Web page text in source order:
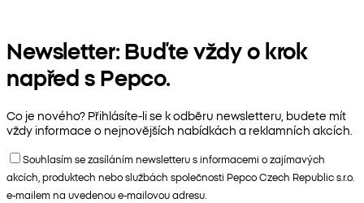
Newsletter: Buďte vždy o krok
napřed s Pepco.
Co je nového? Přihlásíte-li se k odběru newsletteru, budete mít
vždy informace o nejnovějších nabídkách a reklamních akcích.
Souhlasím se zasíláním newsletteru s informacemi o zajímavých
akcích, produktech nebo službách společnosti Pepco Czech Republic s.r.o.
e-mailem na uvedenou e-mailovou adresu.